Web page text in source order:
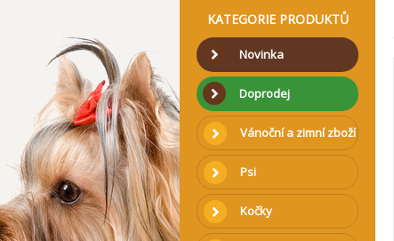
KATEGORIE PRODUKTŮ
Novinka
Doprodej
Vánoční a zimní zboží
Psi
Kočky